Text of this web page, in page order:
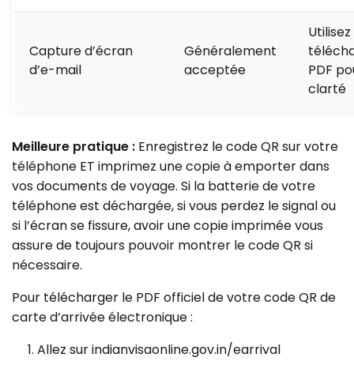
Capture d’écran
d’e-mail
Généralement
acceptée
PDF
clarté
Meilleure pratique : Enregistrez le code QR sur votre
téléphone ET imprimez une copie à emporter dans
vos documents de voyage. Si la batterie de votre
téléphone est déchargée, si vous perdez le signal ou
si l’écran se fissure, avoir une copie imprimée vous
assure de toujours pouvoir montrer le code QR si
nécessaire.
Pour télécharger le PDF officiel de votre code QR de
carte d’arrivée électronique :
Allez sur indianvisaonline.gov.in/earrival